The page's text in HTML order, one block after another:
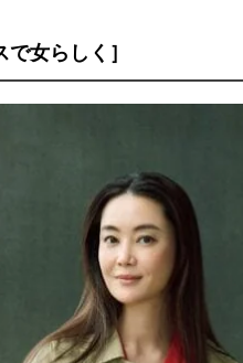
女らしく］